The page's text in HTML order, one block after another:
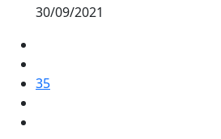
30/09/2021
35